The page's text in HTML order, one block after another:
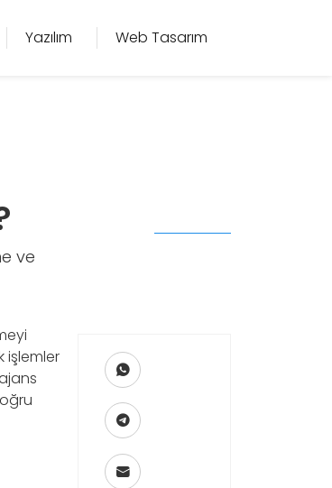
Yazılım Web Tasarım
ve
işlemler